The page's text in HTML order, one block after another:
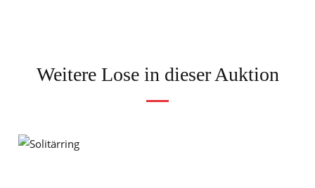
Weitere Lose in dieser Auktion